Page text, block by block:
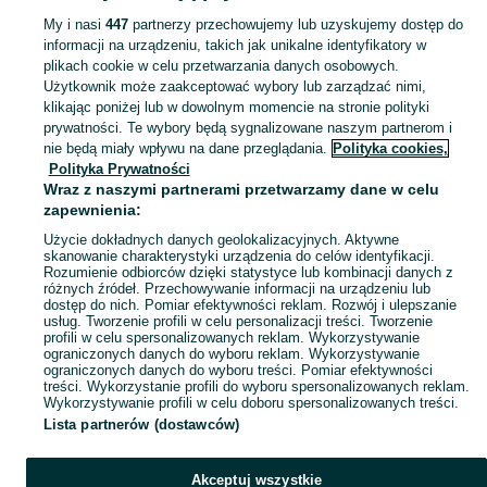
KATEGORIA
Skorzystaj z największego serwisu ogłoszeniowego - Podmokle Małe i okolice! Kupuj to, czego pragniesz i sprzedawaj to, czego już nie potrzebujesz! Zobacz
Mapa kategorii
Mapa miejscowości
Mapa ministron
Popularne wyszukiwania
My i nasi 447partnerzy przechowujemy lub uzyskujemy dostęp do
informacji na urządzeniu, takich jak unikalne identyfikatory w
plikach cookie w celu przetwarzania danych osobowych.
Użytkownik może zaakceptować wybory lub zarządzać nimi,
klikając poniżej lub w dowolnym momencie na stronie polityki
prywatności. Te wybory będą sygnalizowane naszym partnerom i
nie będą miały wpływu na dane przeglądania. Polityka cookies,
Polityka Prywatności
Wraz z naszymi partnerami przetwarzamy dane w celu
zapewnienia:
Użycie dokładnych danych geolokalizacyjnych. Aktywne
skanowanie charakterystyki urządzenia do celów identyfikacji.
Rozumienie odbiorców dzięki statystyce lub kombinacji danych z
różnych źródeł. Przechowywanie informacji na urządzeniu lub
dostęp do nich. Pomiar efektywności reklam. Rozwój i ulepszanie
usług. Tworzenie profili w celu personalizacji treści. Tworzenie
profili w celu spersonalizowanych reklam. Wykorzystywanie
ograniczonych danych do wyboru reklam. Wykorzystywanie
ograniczonych danych do wyboru treści. Pomiar efektywności
treści. Wykorzystanie profili do wyboru spersonalizowanych reklam.
Wykorzystywanie profili w celu doboru spersonalizowanych treści.
Lista partnerów (dostawców)
Akceptuj wszystkie